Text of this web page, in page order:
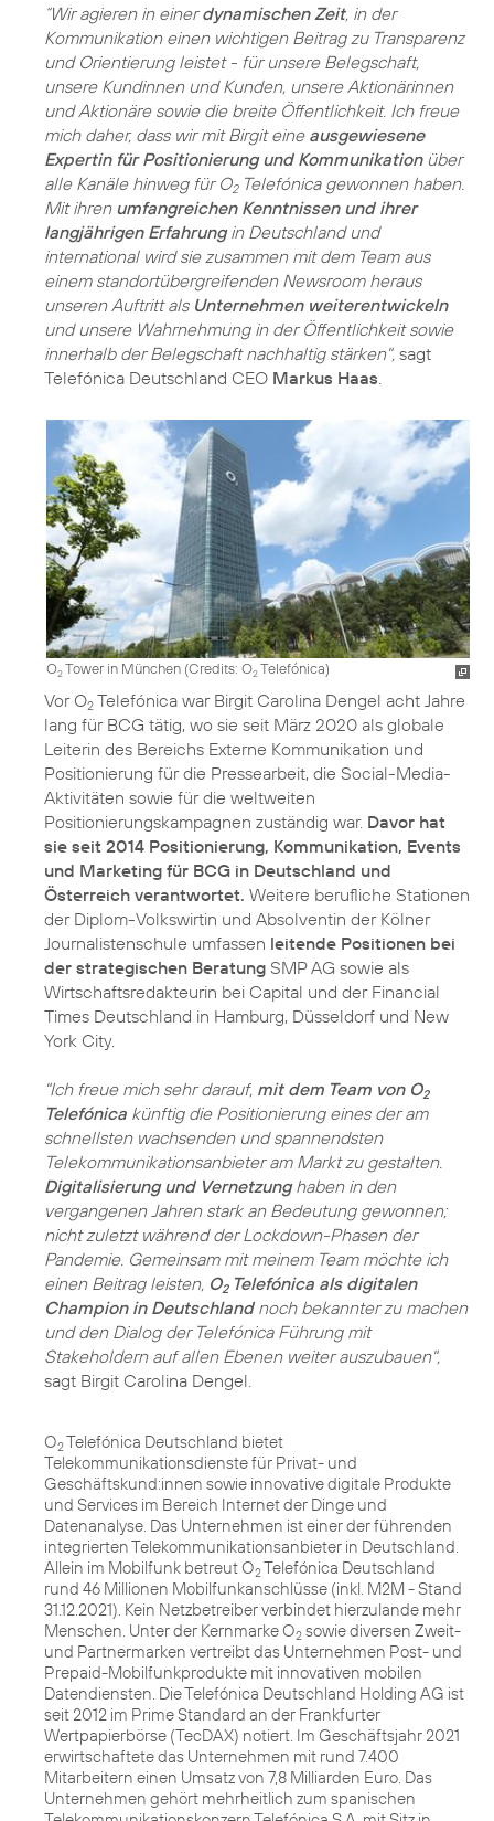
“Wir agieren in einerdynamischen Zeit, in der
Kommunikation einen wichtigen Beitrag zu Transparenz
und Orientierung leistet - für unsere Belegschaft,
unsere Kundinnen und Kunden, unsere Aktionärinnen
und Aktionäre sowie die breite Öffentlichkeit. Ich freue
mich daher, dass wir mit Birgit eine ausgewiesene
Expertin für Positionierung und Kommunikationüber
alle Kanäle hinweg für O2Telefónica gewonnen haben.
Mit ihren umfangreichen Kenntnissen und ihrer
langjährigen Erfahrungin Deutschland und
international wird sie zusammen mit dem Team aus
einem standortübergreifenden Newsroom heraus
unseren Auftritt als Unternehmen weiterentwickeln
und unsere Wahrnehmung in der Öffentlichkeit sowie
innerhalb der Belegschaft nachhaltig stärken", sagt
Telefónica Deutschland CEO Markus Haas
O2Tower in München (Credits: O2Telefónica)
Vor O2 Telefónica war Birgit Carolina Dengel acht Jahre
lang für BCG tätig, wo sie seit März 2020 als globale
Leiterin des Bereichs Externe Kommunikation und
Positionierung für die Pressearbeit, die Social-Media-
Aktivitäten sowie für die weltweiten
Positionierungskampagnen zuständig war. Davor hat
sie seit 2014 Positionierung, Kommunikation, Events
und Marketing für BCG in Deutschland und
Österreich verantwortet. Weitere berufliche Stationen
der Diplom-Volkswirtin und Absolventin der Kölner
Journalistenschule umfassen leitende Positionen bei
der strategischen Beratung SMP AG sowie als
Wirtschaftsredakteurin bei Capital und der Financial
Times Deutschland in Hamburg, Düsseldorf und New
York City.
"Ich freue mich sehr darauf, mit dem Team von O2
Telefónica künftig die Positionierung eines der am
schnellsten wachsenden und spannendsten
Telekommunikationsanbieter am Markt zu gestalten.
Digitalisierung und Vernetzunghaben in den
vergangenen Jahren stark an Bedeutung gewonnen;
nicht zuletzt während der Lockdown-Phasen der
Pandemie. Gemeinsam mit meinem Team möchte ich
einen Beitrag leisten, O2Telefónica als digitalen
Champion in Deutschlandnoch bekannter zu machen
und den Dialog der Telefónica Führung mit
Stakeholdern auf allen Ebenen weiter auszubauen",
sagt Birgit Carolina Dengel.
O2Telefónica Deutschland bietet
Telekommunikationsdienste für Privat- und
Geschäftskund:innen sowie innovative digitale Produkte
und Services im Bereich Internet der Dinge und
Datenanalyse. Das Unternehmen ist einer der führenden
integrierten Telekommunikationsanbieter in Deutschland.
Allein im Mobilfunk betreut O2Telefónica Deutschland
rund 46 Millionen Mobilfunkanschlüsse (inkl. M2M - Stand
31.12.2021). Kein Netzbetreiber verbindet hierzulande mehr
Menschen. Unter der Kernmarke O2 sowie diversen Zweit-
und Partnermarken vertreibt das Unternehmen Post- und
Prepaid-Mobilfunkprodukte mit innovativen mobilen
Datendiensten. Die Telefónica Deutschland Holding AG ist
seit 2012 im Prime Standard an der Frankfurter
Wertpapierbörse (TecDAX) notiert. Im Geschäftsjahr 2021
erwirtschaftete das Unternehmen mit rund 7.400
Mitarbeitern einen Umsatz von 7,8 Milliarden Euro. Das
Unternehmen gehört mehrheitlich zum spanischen